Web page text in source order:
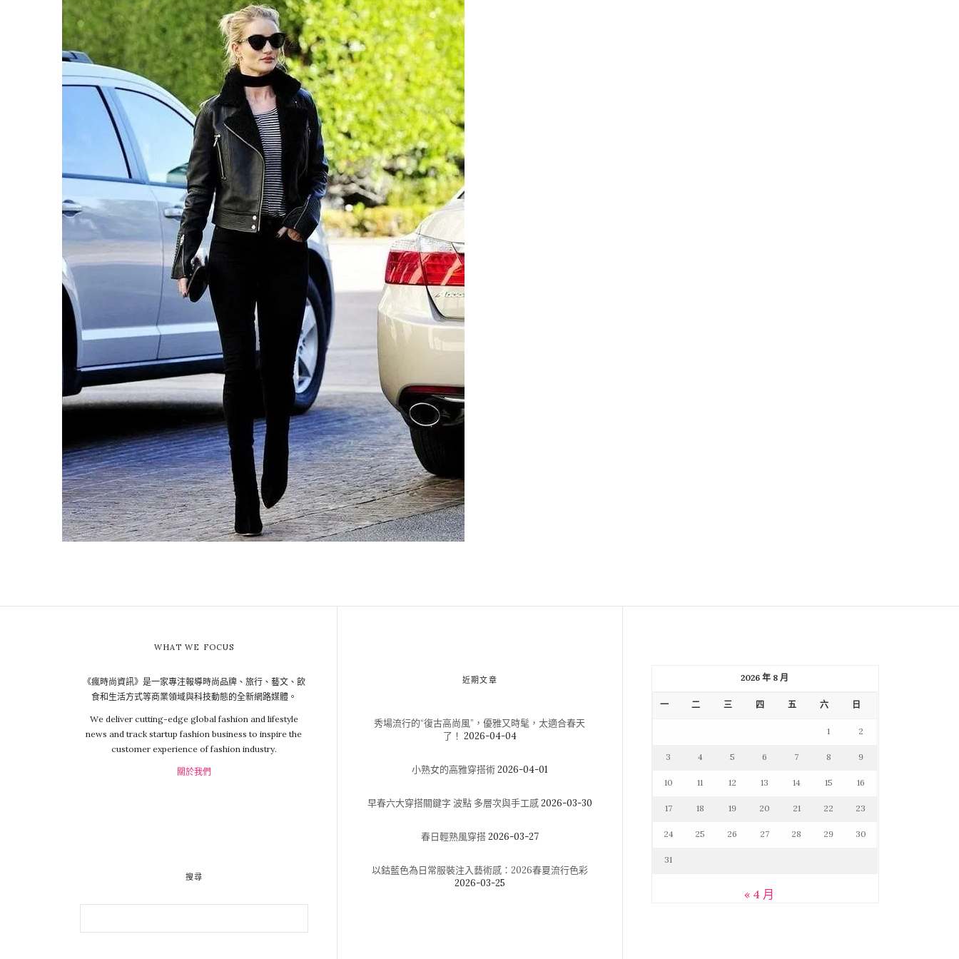
WHAT WE FOCUS
《瘋時尚資訊》是一家專注報導時尚品牌、旅行、藝文、飲
食和生活方式等商業領域與科技動態的全新網路媒體。
We deliver cutting-edge global fashion and lifestyle
news and track startup fashion business to inspire the
customer experience of fashion industry.
關於我們
搜尋
近期文章
秀場流行的“復古高尚風”，優雅又時髦，太適合春天
了！ 2026-04-04
小熟女的高雅穿搭術2026-04-01
早春六大穿搭關鍵字 波點 多層次與手工感2026-03-30
春日輕熟風穿搭2026-03-27
以鈷藍色為日常服裝注入藝術感：2026春夏流行色彩
2026-03-25
2026 年 8 月
一 二 三 四 五 六 日
1 2
3 4 5 6 7 8 9
10 11 12 13 14 15 16
17 18 19 20 21 22 23
24 25 26 27 28 29 30
31
« 4 月